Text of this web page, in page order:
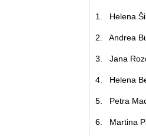
1. Helena
2. Andrea
3. Jana
4. Helena
5. Petra
6. Martina